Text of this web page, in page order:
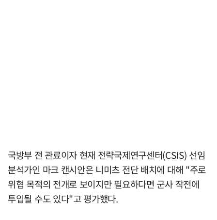
국방부 전 관료이자 현재 전략국제연구센터(CSIS) 선임
분석가인 마크 캔시안은 니미츠 전단 배치에 대해 "주로
위협 목적의 전개로 보이지만 필요하다면 군사 작전에
투입될 수도 있다"고 평가했다.